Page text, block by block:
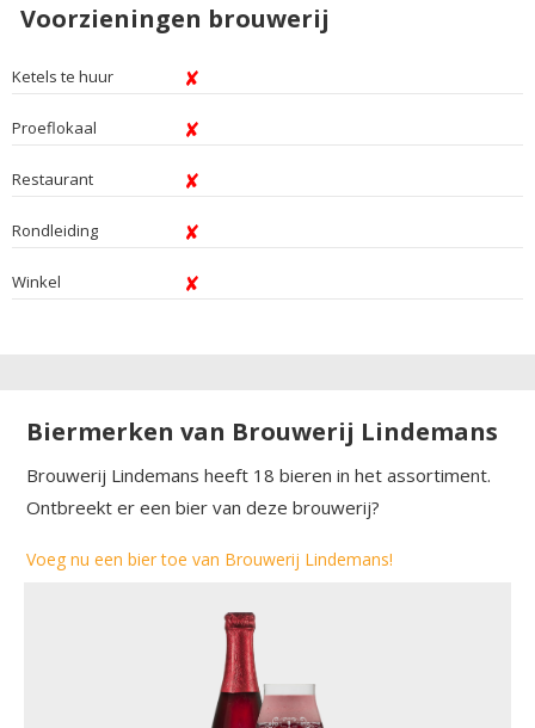
Voorzieningen brouwerij
Ketels te huur
Proeflokaal
Restaurant
Rondleiding
Winkel
Biermerken van Brouwerij Lindemans
Brouwerij Lindemans heeft 18 bieren in het assortiment.
Ontbreekt er een bier van deze brouwerij?
Voeg nu een bier toe van Brouwerij Lindemans!